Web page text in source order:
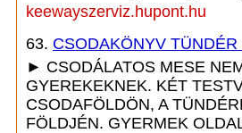
keewayszerviz.hupont.hu
63. CSODAKÖNYV TÜNDÉR
► CSODÁLATOS MESE
GYEREKEKNEK. KÉT
CSODAFÖLDÖN, A
FÖLDJÉN. GYERMEK